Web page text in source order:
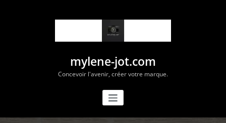
mylene-jot.com
Concevoir l'avenir, créer votre marque.